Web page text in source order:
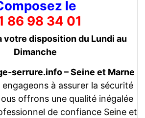
le
86 98 34 01
votre disposition du Lundi au
Dimanche
serrure.info – Seine et Marne
engageons à assurer la sécurité
offrons une qualité inégalée
de confiance Seine et